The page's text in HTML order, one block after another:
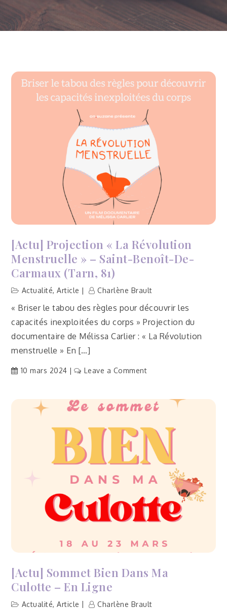
[Actu] Projection « La Révolution
Menstruelle » – Saint-Benoît-De-
Carmaux (Tarn, 81)
Actualité,Article Charlène Brault
« Briser le tabou des règles pour découvrir les
capacités inexploitées du corps » Projection du
documentaire de Mélissa Carlier : « La Révolution
menstruelle » En […]
10 mars 2024 Leave a Commenton
« La
menstruelle »
–
Saint-
Benoît-
de-
Carmaux
(Tarn,
81)
[Actu] Sommet Bien Dans Ma
Culotte – En Ligne
Actualité,Article Charlène Brault